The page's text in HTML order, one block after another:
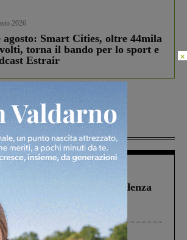
2026
Smart Cities, oltre 44mila
torna il bando per lo sport e
Estrair
1 Agosto 2026
finanziata oltre la scadenza
di Fratelli d’Italia: “Un
al Governo”
2026
×